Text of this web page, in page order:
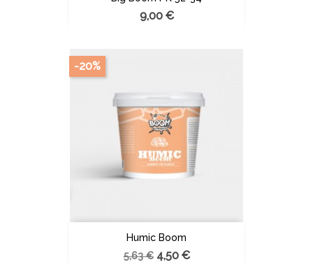
9,00 €
Humic Boom
5,63 € 4,50 €
-20%